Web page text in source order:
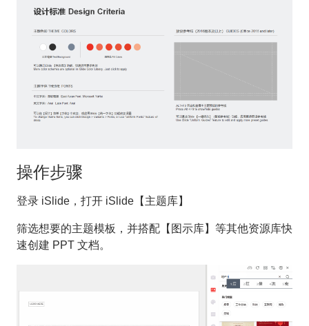
操作步骤
登录 iSlide，打开 iSlide【主题库】
筛选想要的主题模板，并搭配【图示库】等其他资源库快
速创建 PPT 文档。